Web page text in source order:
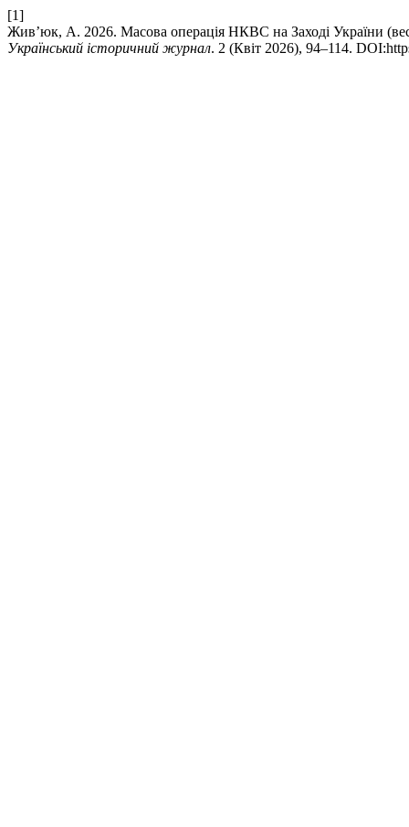
[1]
Жив’юк, А. 2026. Масова операція НКВС на Заході України
Український історичний журнал. 2 (Квіт 2026), 94–114.